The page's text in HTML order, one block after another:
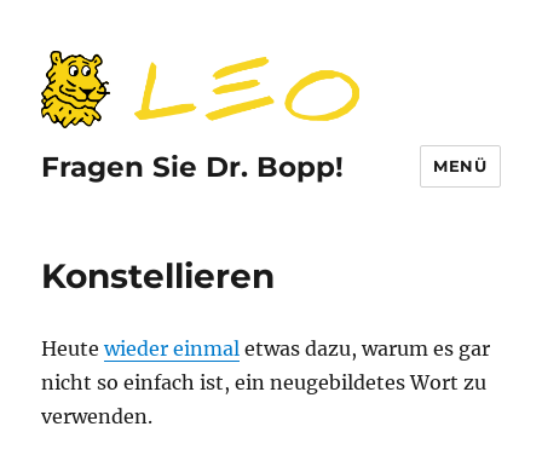
Fragen Sie Dr. Bopp! MENÜ
Konstellieren
Heutewieder einmal etwas dazu, warum es gar
nicht so einfach ist, ein neugebildetes Wort zu
verwenden.